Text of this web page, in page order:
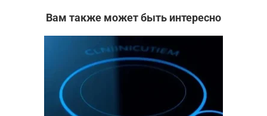
Вам также может быть интересно